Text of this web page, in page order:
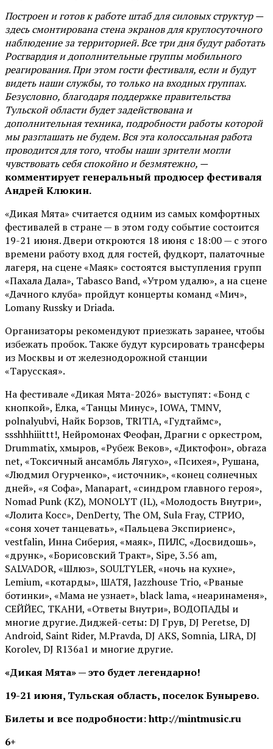
Построен и готов к работе штаб для силовых структур —
здесь смонтирована стена экранов для круглосуточного
наблюдение за территорией. Все три дня будут работать
Росгвардия и дополнительные группы мобильного
реагирования. При этом гости фестиваля, если и будут
видеть наши службы, то только на входных группах.
Безусловно, благодаря поддержке правительства
Тульской области будет задействована и
дополнительная техника, подробности работы которой
мы разглашать не будем. Вся эта колоссальная работа
проводится для того, чтобы наши зрители могли
чувствовать себя спокойно и безмятежно, —
комментирует генеральный продюсер фестиваля
Андрей Клюкин.
«Дикая Мята» считается одним из самых комфортных
фестивалей в стране — в этом году событие состоится
19-21 июня. Двери откроются 18 июня с 18:00 — с этого
времени работу вход для гостей, фудкорт, палаточные
лагеря, на сцене «Маяк» состоятся выступления групп
«Пахала Дала», Tabasco Band, «Утром удалю», а на сцене
«Дачного клуба» пройдут концерты команд «Мич»,
Lomany Russky и Driada.
Организаторы рекомендуют приезжать заранее, чтобы
избежать пробок. Также будут курсировать трансферы
из Москвы и от железнодорожной станции
«Тарусская».
На фестивале «Дикая Мята-2026» выступят: «Бонд с
кнопкой», Ёлка, «Танцы Минус», IOWA, TMNV,
polnalyubvi, Найк Борзов, TRITIA, «Гудтаймс»,
ssshhhiiittt!, Нейромонах Феофан, Драгни с оркестром,
Drummatix, хмыров, «Рубеж Веков», «Диктофон», obraza
net, «Токсичный ансамбль Лягухо», «Психея», Рушана,
«Людмил Огурченко», «источник», «конец солнечных
дней», «я Софа», Manapart, «синдром главного героя»,
Nomad Punk (KZ), MONOLYT (IL), «Молодость Внутри»,
«Лолита Косс», DenDerty, The OM, Sula Fray, СТРИО,
«соня хочет танцевать», «Пальцева Экспириенс»,
vestfalin, Инна Сиберия, «маяк», ПИЛС, «Досвидошь»,
«друнк», «Борисовский Тракт», Sipe, 3.56 am,
SALVADOR, «Шлюз», SOULTYLER, «ночь на кухне»,
Lemium, «котарды», ШАТЯ, Jazzhouse Trio, «Рваные
ботинки», «Мама не узнает», black lama, «неаринаменя»,
СЕЙЙЕС, ТКАНИ, «Ответы Внутри», ВОДОПАДЫ и
многие другие. Диджей-сеты: DJ Грув, DJ Peretse, DJ
Android, Saint Rider, М.Pravda, DJ AKS, Somnia, LIRA, DJ
Korolev, DJ R136a1 и многие другие.
«Дикая Мята» — это будет легендарно!
19-21 июня, Тульская область, поселок Бунырево.
Билеты и все подробности: http://mintmusic.ru
6+